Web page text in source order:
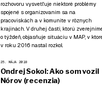
rozhovoru vysvetľuje niektoré problémy
spojené s organizovaním sa na
pracoviskách a v komunite v rôznych
krajinách. V druhej časti, ktorú
o týždeň, objasňuje situáciu v MAP, v
v roku 2016 nastal rozkol.
25. MÁJA 2018
Ondrej Sokol: Ako som vozil
Nórov (recenzia)